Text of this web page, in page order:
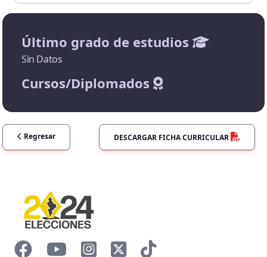
Último grado de estudios
Sin Datos
Cursos/Diplomados
Regresar DESCARGAR FICHA CURRICULAR